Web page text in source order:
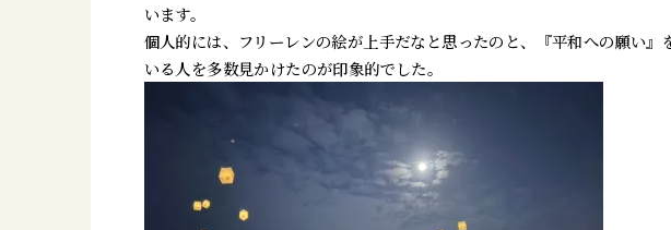
います。
個人的には、フリーレンの絵が上手だなと思ったのと、『平和への願い』
いる人を多数見かけたのが印象的でした。